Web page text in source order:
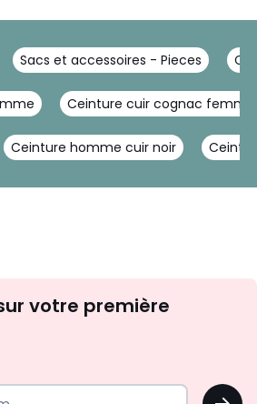
Sacs et accessoires - Pieces
Ceinture cuir cognac femme
Ceinture homme cuir noir
d'inspirations
surprises?
sur votre première
OK